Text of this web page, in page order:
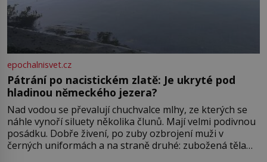
epochalnisvet.cz
Pátrání po nacistickém zlatě: Je ukryté pod
hladinou německého jezera?
Nad vodou se převalují chuchvalce mlhy, ze kterých se
náhle vynoří siluety několika člunů. Mají velmi podivnou
posádku. Dobře živení, po zuby ozbrojení muži v
černých uniformách a na straně druhé: zubožená těla